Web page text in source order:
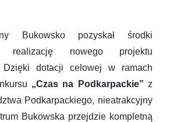
Bukowsko pozyskał środki
realizację nowego projektu
Dzięki dotacji celowej w ramach
„Czas na Podkarpackie” z
Podkarpackiego, nieatrakcyjny
Bukowska przejdzie kompletną